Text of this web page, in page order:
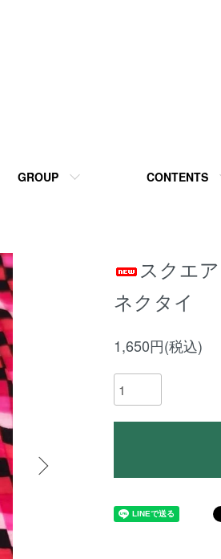
GROUP CONTENTS
スクエ
ネクタイ
1,650円(税込)